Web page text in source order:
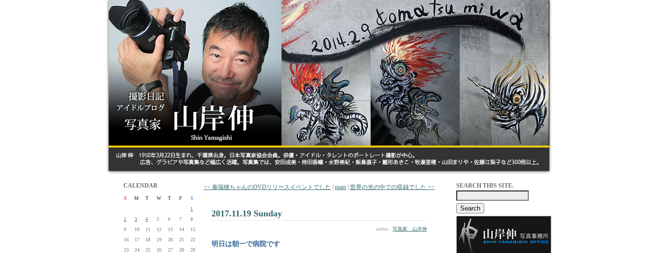
CALENDAR
S M T W T F
S
1
2
3 4 5 6 7
8
9
10 11 12 13 14
15
16
17 18 19 20 21
22
23
24 25 26 27 28
29
<< 秦瑞穂ちゃんのDVDリリースイベントでした main 世界の光の中での収録でした >>
2017.11.19 Sunday
author : 写真家 山岸伸
明日は朝一で病院です
SEARCH THIS SITE.